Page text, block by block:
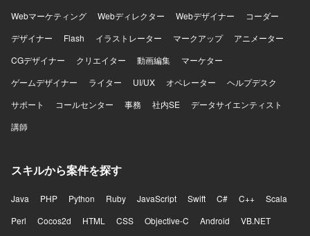
Webマーケティング
Webディレクター Webデザイナー
コーダー
デザイナー
Flash イラストレーター マークアップ
アニメーター
CGデザイナー
クリエイター 動画編集
マーケター
ゲームデザイナー
ライター UI/UX オペレーター
ヘルプデスク
サポート
コールセンター 事務 社内SE
データサイエンティスト
講師
スキルから案件を探す
Java PHP Python Ruby JavaScript Swift C# C++
Scala
Perl
Cocos2d HTML CSS Objective-C Android
VB.NET